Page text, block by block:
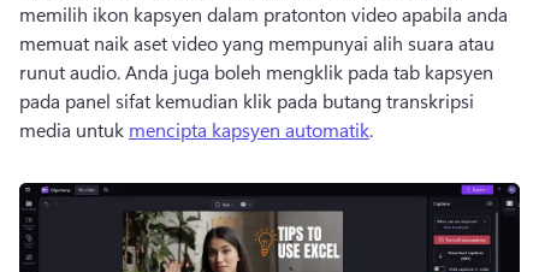
memilih ikon kapsyen dalam pratonton video apabila anda
memuat naik aset video yang mempunyai alih suara atau
runut audio. Anda juga boleh mengklik pada tab kapsyen
pada panel sifat kemudian klik pada butang transkripsi
media untuk mencipta kapsyen automatik.